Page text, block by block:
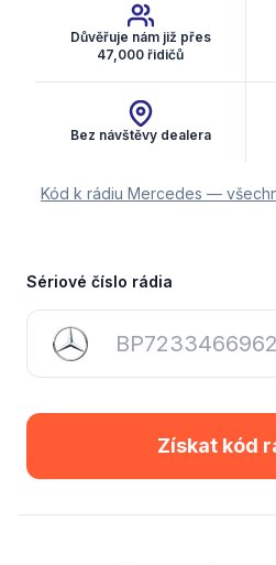
Důvěřuje nám již přes
47,000 řidičů
Bez návštěvy dealera
Kód k rádiu Mercedes —
Získat kód rádia
Sériové číslo rádia
Získat kód